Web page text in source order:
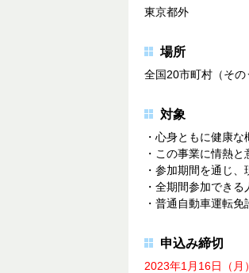
東京都外
場所
全国20市町村（その
対象
・心身ともに健康
・この事業に情熱
・参加期間を通じ
・全期間参加できる
・普通自動車運転
申込み締切
2023年1月16日（月